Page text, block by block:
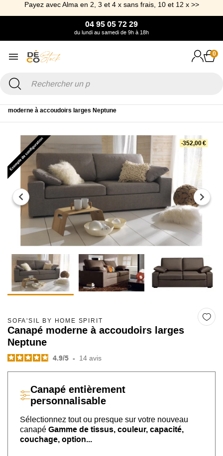
Payez avec Alma en 2, 3 et 4 x sans frais, 10 et 12 x >>
04 95 05 72 29
du lundi au samedi de 9h à 18h
0
moderne à accoudoirs larges Neptune
-352,00 €
SOFA'SIL BY HOME SPIRIT
Canapé moderne à accoudoirs larges
Neptune
4.9/5 - 14 avis
Canapé entièrement
personnalisable
Sélectionnez tout ou presque sur votre nouveau
canapé Gamme de tissus, couleur, capacité,
couchage, option...